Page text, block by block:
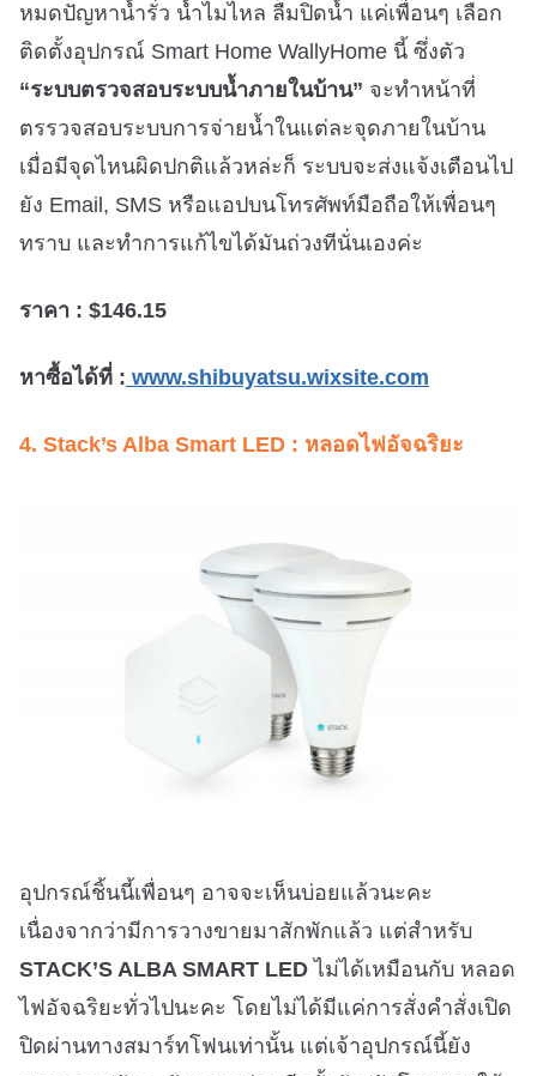
หมดปัญหาน้ำรั่ว น้ำไมไหล ลืมปิดน้ำ แค่เพื่อนๆ เลือก
ติดตั้งอุปกรณ์ Smart Home WallyHome นี้ ซึ่งตัว
“ระบบตรวจสอบระบบน้ำภายในบ้าน” จะทำหน้าที่
ตรรวจสอบระบบการจ่ายน้ำในแต่ละจุดภายในบ้าน
เมื่อมีจุดไหนผิดปกติแล้วหล่ะก็ ระบบจะส่งแจ้งเตือนไป
ยัง Email, SMS หรือแอปบนโทรศัพท์มือถือให้เพื่อนๆ
ทราบ และทำการแก้ไขได้มันถ่วงทีนั่นเองค่ะ
ราคา : $146.15
หาซื้อได้ที่ : www.shibuyatsu.wixsite.com
4. Stack’s Alba Smart LED : หลอดไฟอัจฉริยะ
อุปกรณ์ชิ้นนี้เพื่อนๆ อาจจะเห็นบ่อยแล้วนะคะ
เนื่องจากว่ามีการวางขายมาสักพักแล้ว แต่สำหรับ
STACK’S ALBA SMART LEDไม่ได้เหมือนกับ หลอด
ไฟอัจฉริยะทั่วไปนะคะ โดยไม่ได้มีแค่การสั่งคำสั่งเปิด
ปิดผ่านทางสมาร์ทโฟนเท่านั้น แต่เจ้าอุปกรณ์นี้ยัง